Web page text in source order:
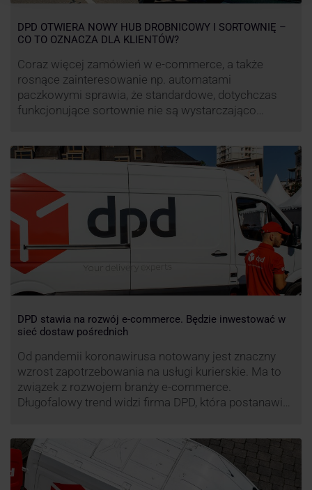
DPD OTWIERA NOWY HUB DROBNICOWY I SORTOWNIĘ –
CO TO OZNACZA DLA KLIENTÓW?
Coraz więcej zamówień w e-commerce, a także
rosnące zainteresowanie np. automatami
paczkowymi sprawia, że standardowe, dotychczas
funkcjonujące sortownie nie są wystarczająco
względu pod Łodzią uruchomiono nowe centrum
transportowo-logistyczne. Innowacyjny hub
drobnicowy i sortownia to już piąty taki obiekt DPD w
DPD stawia na rozwój e-commerce. Będzie inwestować w
sieć dostaw pośrednich
Od pandemii koronawirusa notowany jest znaczny
wzrost zapotrzebowania na usługi kurierskie. Ma to
związek z rozwojem branży e-commerce.
Długofalowy trend widzi firma DPD, która postanawia
usługi DPD Pickup. Firma już teraz chwali się danymi.